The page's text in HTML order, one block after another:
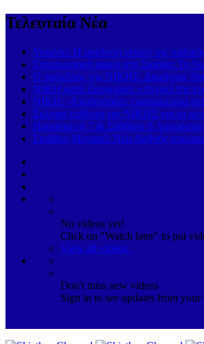
Τελευταία Νέα
Vesuvio: Η απόλυτη γεύση της
Εντυπωσιακή άφιξη στη Σκιάθο: Το
Ο πρόεδρος της ΝΙΚΗΣ, Δημήτρης
ΝΙΚΗ κατά Ζαχαράκη: «Αγνοεί την
ΝΙΚΗ: «Εκατοντάδες εκατομμύρια
Σκληρή επίθεση της ΝΙΚΗΣ για το
Παρασκευή 7 & Σάββατο 8
Σκιάθος-Μονακό: Νέα διεθνής
No videos yet!
Click on "Watch later" to put
View all videos
Don't miss new videos
Sign in to see updates from